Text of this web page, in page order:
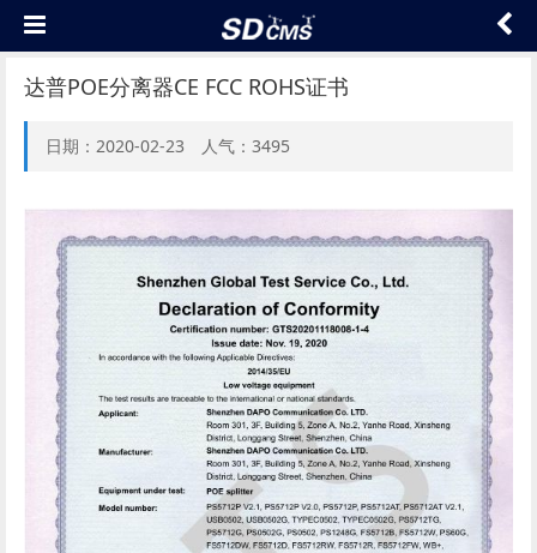
达普POE分离器CE FCC ROHS证书
日期：2020-02-23 人气：3495